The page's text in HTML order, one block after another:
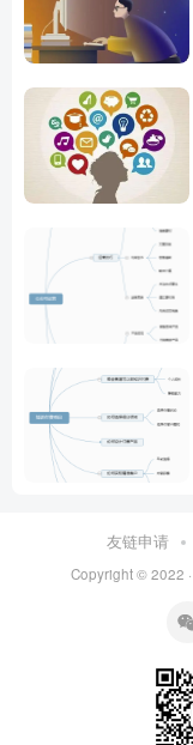
友链申请
Copyright © 2022 ·